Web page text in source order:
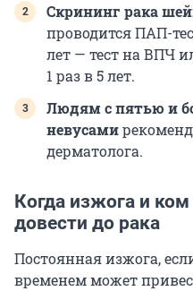
Скрининг рака
проводится ПАП-
лет — тест на ВПЧ
1 раз в 5 лет.
Людям с пятью и
невусами
дерматолога.
Когда изжога и
довести до рака
Постоянная изжога,
временем может